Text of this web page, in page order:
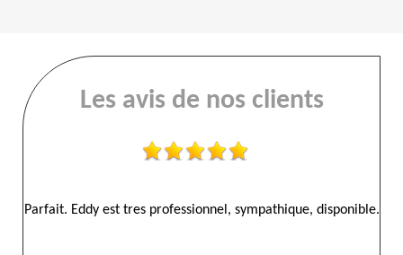
Les avis de nos clients
Parfait. Eddy est tres professionnel, sympathique, disponible.